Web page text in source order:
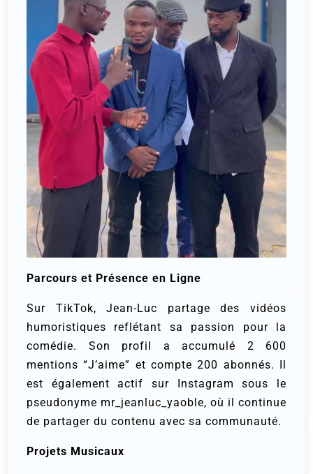
Parcours et Présence en Ligne
Sur TikTok, Jean-Luc partage des vidéos
humoristiques reflétant sa passion pour la
comédie. Son profil a accumulé 2 600
mentions “J’aime” et compte 200 abonnés. Il
est également actif sur Instagram sous le
pseudonyme mr_jeanluc_yaoble, où il continue
de partager du contenu avec sa communauté.
Projets Musicaux